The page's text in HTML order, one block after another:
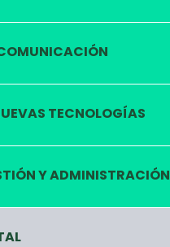
TECNOLOGÍAS
Y ADMINISTRACIÓN